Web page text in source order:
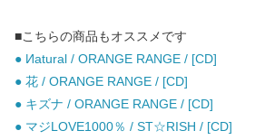
■こちらの商品もオススメです
● Иatural / ORANGE RANGE / [CD]
● 花 / ORANGE RANGE / [CD]
● キズナ / ORANGE RANGE / [CD]
● マジLOVE1000％ / ST☆RISH / [CD]